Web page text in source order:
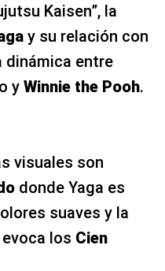
Kaisen”, la
y su relación con
dinámica entre
y Winnie the Pooh.
visuales son
donde Yaga es
suaves y la
los Cien